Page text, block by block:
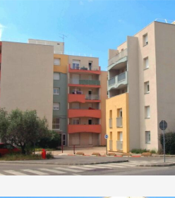
Les Vignières